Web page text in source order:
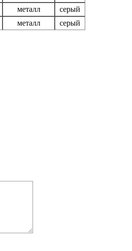
металл
серый
металл серый